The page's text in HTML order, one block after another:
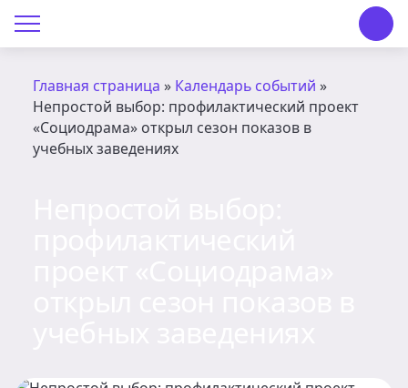
Главная страница » Календарь событий »
Непростой выбор: профилактический проект
«Социодрама» открыл сезон показов в
учебных заведениях
О Центре «КОНТАКТ»
Профсоюз
История